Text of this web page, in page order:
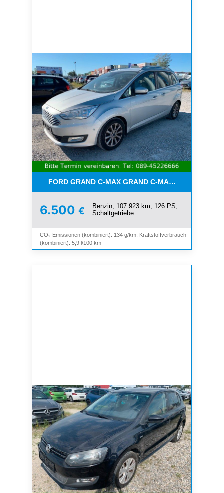
FORD GRAND C-MAX GRAND C-MAX TITANIUM*7-
6.500 €
Benzin, 107.923 km, 126 PS,
Schaltgetriebe
CO₂-Emissionen (kombiniert): 134 g/km, Kraftstoffverbrauch
(kombiniert): 5,9 l/100 km